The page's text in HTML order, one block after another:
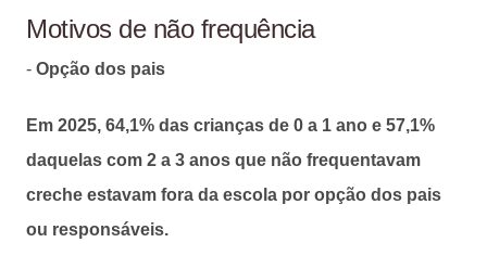
Motivos de não frequência
- Opção dos pais
Em 2025, 64,1% das crianças de 0 a 1 ano e 57,1%
daquelas com 2 a 3 anos que não frequentavam
creche estavam fora da escola por opção dos pais
ou responsáveis.